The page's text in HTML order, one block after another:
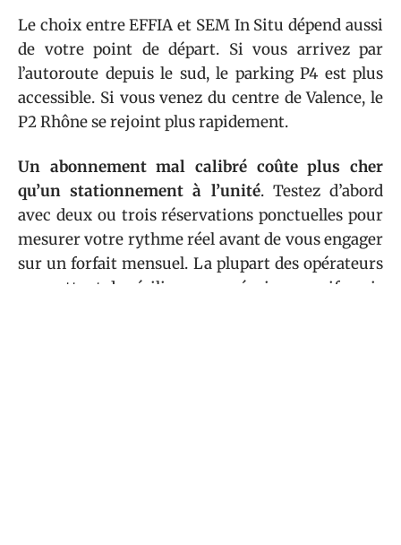
Le choix entre EFFIA et SEM In Situ dépend aussi
de votre point de départ. Si vous arrivez par
l’autoroute depuis le sud, le parking P4 est plus
accessible. Si vous venez du centre de Valence, le
P2 Rhône se rejoint plus rapidement.
Un abonnement mal calibré coûte plus cher
qu’un stationnement à l’unité. Testez d’abord
avec deux ou trois réservations ponctuelles pour
mesurer votre rythme réel avant de vous engager
sur un forfait mensuel. La plupart des opérateurs
permettent de résilier sans préavis excessif, mais